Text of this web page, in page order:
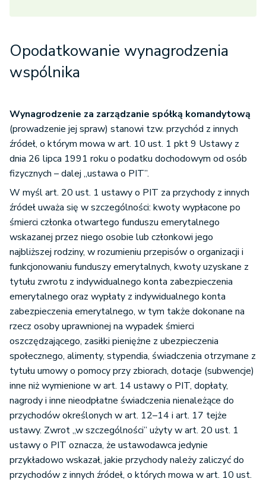
Opodatkowanie wynagrodzenia
wspólnika
Wynagrodzenie za zarządzanie spółką komandytową
(prowadzenie jej spraw) stanowi tzw. przychód z innych
źródeł, o którym mowa w art. 10 ust. 1 pkt 9 Ustawy z
dnia 26 lipca 1991 roku o podatku dochodowym od osób
fizycznych – dalej „ustawa o PIT”.
W myśl art. 20 ust. 1 ustawy o PIT za przychody z innych
źródeł uważa się w szczególności: kwoty wypłacone po
śmierci członka otwartego funduszu emerytalnego
wskazanej przez niego osobie lub członkowi jego
najbliższej rodziny, w rozumieniu przepisów o organizacji i
funkcjonowaniu funduszy emerytalnych, kwoty uzyskane z
tytułu zwrotu z indywidualnego konta zabezpieczenia
emerytalnego oraz wypłaty z indywidualnego konta
zabezpieczenia emerytalnego, w tym także dokonane na
rzecz osoby uprawnionej na wypadek śmierci
oszczędzającego, zasiłki pieniężne z ubezpieczenia
społecznego, alimenty, stypendia, świadczenia otrzymane z
tytułu umowy o pomocy przy zbiorach, dotacje (subwencje)
inne niż wymienione w art. 14 ustawy o PIT, dopłaty,
nagrody i inne nieodpłatne świadczenia nienależące do
przychodów określonych w art. 12–14 i art. 17 tejże
ustawy. Zwrot „w szczególności” użyty w art. 20 ust. 1
ustawy o PIT oznacza, że ustawodawca jedynie
przykładowo wskazał, jakie przychody należy zaliczyć do
przychodów z innych źródeł, o których mowa w art. 10 ust.